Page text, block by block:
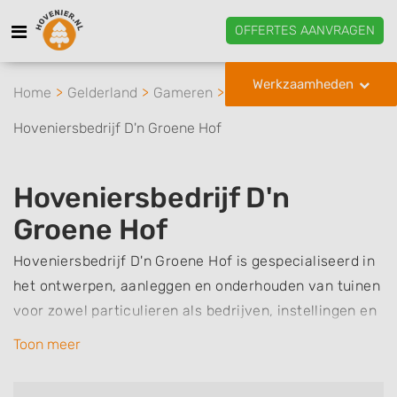
OFFERTES AANVRAGEN
Werkzaamheden
Home Gelderland Gameren
Hoveniersbedrijf D'n Groene Hof
Hoveniersbedrijf D'n
Groene Hof
Hoveniersbedrijf D'n Groene Hof is gespecialiseerd in
het ontwerpen, aanleggen en onderhouden van tuinen
voor zowel particulieren als bedrijven, instellingen en
gemeenten. De basis voor een mooie tuin wordt
Toon meer